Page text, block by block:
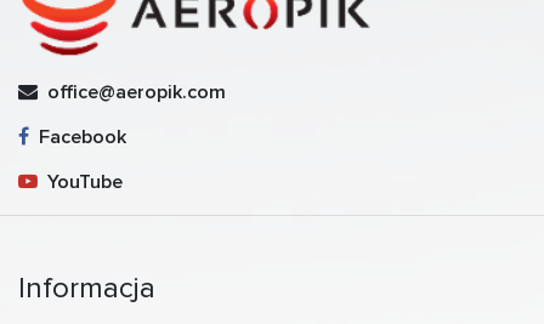
office@aeropik.com
Facebook
YouTube
Informacja